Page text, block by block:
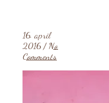
16. april
2016 / No
Comments